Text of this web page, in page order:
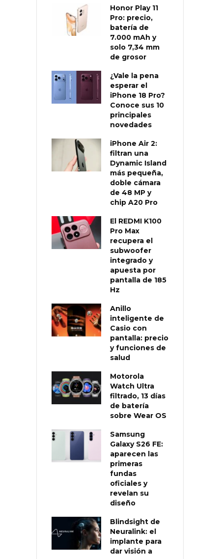
Honor Play 11
Pro: precio,
batería de
7.000 mAh y
solo 7,34 mm
de grosor
¿Vale la pena
esperar el
iPhone 18 Pro?
Conoce sus 10
principales
novedades
iPhone Air 2:
filtran una
Dynamic Island
más pequeña,
doble cámara
de 48 MP y
chip A20 Pro
El REDMI K100
Pro Max
recupera el
subwoofer
integrado y
apuesta por
pantalla de 185
Hz
Anillo
inteligente de
Casio con
pantalla: precio
y funciones de
salud
Motorola
Watch Ultra
filtrado, 13 días
de batería
sobre Wear OS
Samsung
Galaxy S26 FE:
aparecen las
primeras
fundas
oficiales y
revelan su
diseño
Blindsight de
Neuralink: el
implante para
dar visión a